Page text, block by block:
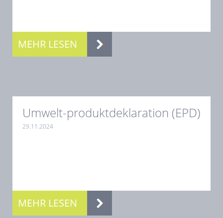
MEHR LESEN
Umwelt-produktdeklaration (EPD)
29.11.2024
MEHR LESEN